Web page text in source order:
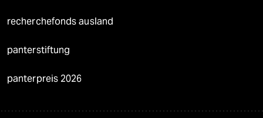
recherchefonds ausland
panterstiftung
panterpreis 2026